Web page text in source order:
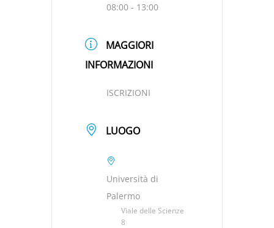
08:00 - 13:00
MAGGIORI
INFORMAZIONI
ISCRIZIONI
LUOGO
Università di
Palermo
Viale delle Scienze
8